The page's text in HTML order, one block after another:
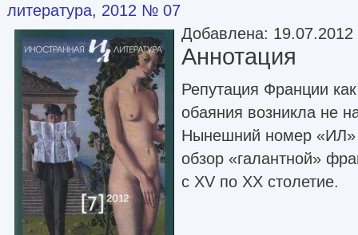
литература, 2012 № 07
Добавлена: 19.07.2012
Аннотация
Репутация Франции
обаяния возникла не
Нынешний номер
обзор «галантной»
с XV по XX столетие.